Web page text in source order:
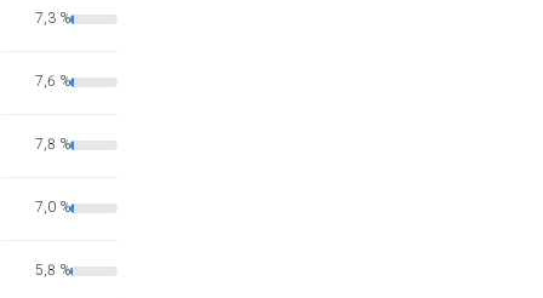
7,3 %
7,6 %
7,8 %
7,0 %
5,8 %